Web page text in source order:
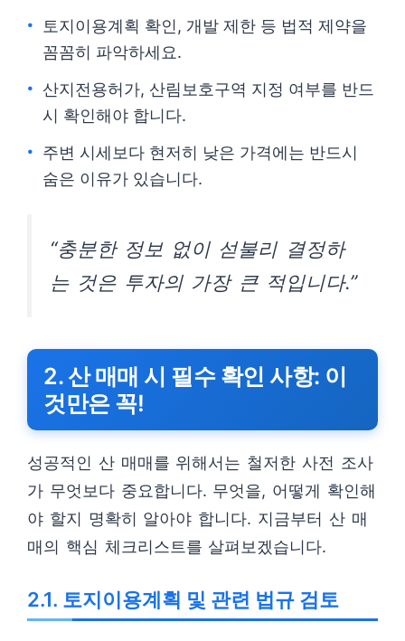
토지이용계획 확인, 개발 제한 등 법적 제약을
꼼꼼히 파악하세요.
산지전용허가, 산림보호구역 지정 여부를 반드
시 확인해야 합니다.
주변 시세보다 현저히 낮은 가격에는 반드시
숨은 이유가 있습니다.
“충분한 정보 없이 섣불리 결정하
는 것은 투자의 가장 큰 적입니다.”
2. 산 매매 시 필수 확인 사항: 이
것만은 꼭!
성공적인 산 매매를 위해서는 철저한 사전 조사
가 무엇보다 중요합니다. 무엇을, 어떻게 확인해
야 할지 명확히 알아야 합니다. 지금부터 산 매
매의 핵심 체크리스트를 살펴보겠습니다.
2.1. 토지이용계획 및 관련 법규 검토